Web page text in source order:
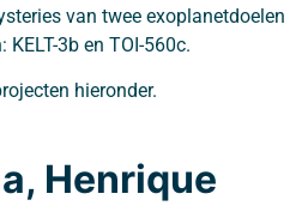
van twee exoplanetdoelen
KELT-3b en TOI-560c.
hieronder.
Henrique